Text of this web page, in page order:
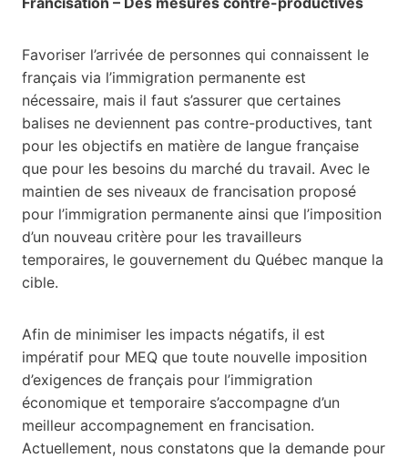
Favoriser l’arrivée de personnes qui connaissent le
français via l’immigration permanente est
nécessaire, mais il faut s’assurer que certaines
balises ne deviennent pas contre-productives, tant
pour les objectifs en matière de langue française
que pour les besoins du marché du travail. Avec le
maintien de ses niveaux de francisation proposé
pour l’immigration permanente ainsi que l’imposition
d’un nouveau critère pour les travailleurs
temporaires, le gouvernement du Québec manque la
cible.
Afin de minimiser les impacts négatifs, il est
impératif pour MEQ que toute nouvelle imposition
d’exigences de français pour l’immigration
économique et temporaire s’accompagne d’un
meilleur accompagnement en francisation.
Actuellement, nous constatons que la demande pour